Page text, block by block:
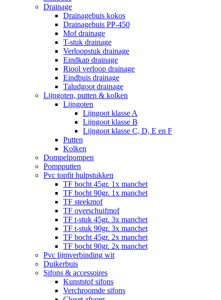
Drainage
Drainagebuis kokos
Drainagebuis PP-450
Mof drainage
T-stuk drainage
Verloopstuk drainage
Eindkap drainage
Riool verloop drainage
Eindbuis drainage
Taludgoot drainage
Lijngoten, putten & kolken
Lijngoten
Lijngoot klasse A
Lijngoot klasse B
Lijngoot klasse C, D, E en F
Putten
Kolken
Dompelpompen
Pompputten
Pvc topfit hulpstukken
TF bocht 45gr. 1x manchet
TF bocht 90gr. 1x manchet
TF steekmof
TF overschuifmof
TF t-stuk 45gr. 3x manchet
TF t-stuk 90gr. 3x manchet
TF bocht 45gr. 2x manchet
TF bocht 90gr. 2x manchet
Pvc lijmverbinding wit
Duikerbuis
Sifons & accessoires
Kunststof sifons
Verchroomde sifons